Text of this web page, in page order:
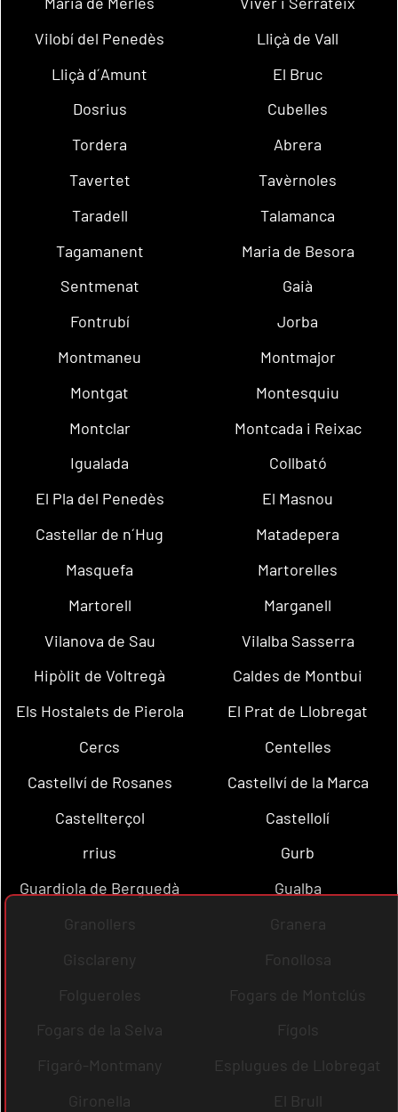
Vilobí del Penedès
Lliçà de Vall
Lliçà d´Amunt
El Bruc
Dosrius
Cubelles
Tordera
Abrera
Tavertet
Tavèrnoles
Taradell
Talamanca
Tagamanent
Maria de Besora
Sentmenat
Gaià
Fontrubí
Jorba
Montmaneu
Montmajor
Montgat
Montesquiu
Montclar
Montcada i Reixac
Igualada
Collbató
El Pla del Penedès
El Masnou
Castellar de n´Hug
Matadepera
Masquefa
Martorelles
Martorell
Marganell
Vilanova de Sau
Vilalba Sasserra
Hipòlit de Voltregà
Caldes de Montbui
Els Hostalets de Pierola
El Prat de Llobregat
Cercs
Centelles
Castellví de Rosanes
Castellví de la Marca
Castellterçol
Castellolí
rrius
Gurb
Guardiola de Berguedà
Gualba
Granollers
Granera
Gisclareny
Fonollosa
Folgueroles
Fogars de Montclús
Fogars de la Selva
Fígols
Figaró-Montmany
Esplugues de Llobregat
Gironella
El Brull